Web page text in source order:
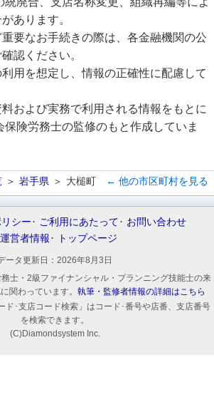
あります。
要なお手続きの際は、各金融機関の公
認ください。
用を想定し、情報の正確性に配慮して
および実務で利用される情報をもとに
険労務士の監修のもと作成していま
岩手県 大槌町 ← 他の市区町村を見る
シー ご利用にあたって
お問い合わせ
運営者情報
トップページ
ータ更新日： 2026年8月3日
士・2級ファイナンシャル・プランニング技能士の来
関わっています。 執筆・監修者情報の詳細はこちら
ド･支店コード検索」はコード･番号や店番、支店番号
を検索できます。
(C)Diamondsystem Inc.